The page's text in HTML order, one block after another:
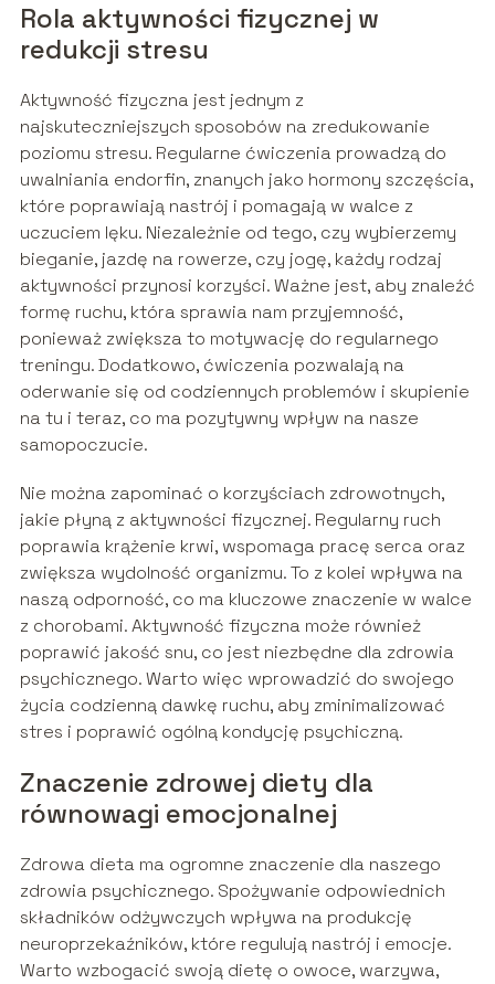
Rola aktywności fizycznej w
redukcji stresu
Aktywność fizyczna jest jednym z
najskuteczniejszych sposobów na zredukowanie
poziomu stresu. Regularne ćwiczenia prowadzą do
uwalniania endorfin, znanych jako hormony szczęścia,
które poprawiają nastrój i pomagają w walce z
uczuciem lęku. Niezależnie od tego, czy wybierzemy
bieganie, jazdę na rowerze, czy jogę, każdy rodzaj
aktywności przynosi korzyści. Ważne jest, aby znaleźć
formę ruchu, która sprawia nam przyjemność,
ponieważ zwiększa to motywację do regularnego
treningu. Dodatkowo, ćwiczenia pozwalają na
oderwanie się od codziennych problemów i skupienie
na tu i teraz, co ma pozytywny wpływ na nasze
samopoczucie.
Nie można zapominać o korzyściach zdrowotnych,
jakie płyną z aktywności fizycznej. Regularny ruch
poprawia krążenie krwi, wspomaga pracę serca oraz
zwiększa wydolność organizmu. To z kolei wpływa na
naszą odporność, co ma kluczowe znaczenie w walce
z chorobami. Aktywność fizyczna może również
poprawić jakość snu, co jest niezbędne dla zdrowia
psychicznego. Warto więc wprowadzić do swojego
życia codzienną dawkę ruchu, aby zminimalizować
stres i poprawić ogólną kondycję psychiczną.
Znaczenie zdrowej diety dla
równowagi emocjonalnej
Zdrowa dieta ma ogromne znaczenie dla naszego
zdrowia psychicznego. Spożywanie odpowiednich
składników odżywczych wpływa na produkcję
neuroprzekaźników, które regulują nastrój i emocje.
Warto wzbogacić swoją dietę o owoce, warzywa,